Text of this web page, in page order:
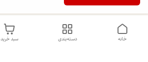
سبد خرید دسته‌بندی خانه